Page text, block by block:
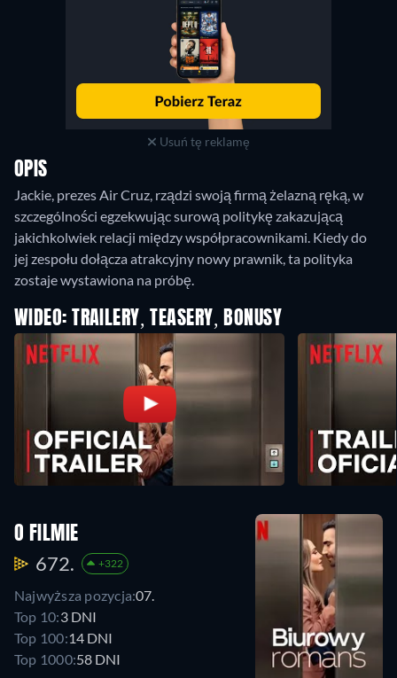
Usuń tę reklamę
OPIS
Jackie, prezes Air Cruz, rządzi swoją firmą żelazną ręką, w
szczególności egzekwując surową politykę zakazującą
jakichkolwiek relacji między współpracownikami. Kiedy do
jej zespołu dołącza atrakcyjny nowy prawnik, ta polityka
zostaje wystawiona na próbę.
WIDEO: TRAILERY, TEASERY, BONUSY
O FILMIE
672. +322
Najwyższa pozycja:07.
Top 10:3 DNI
Top 100:14 DNI
Top 1000:58 DNI